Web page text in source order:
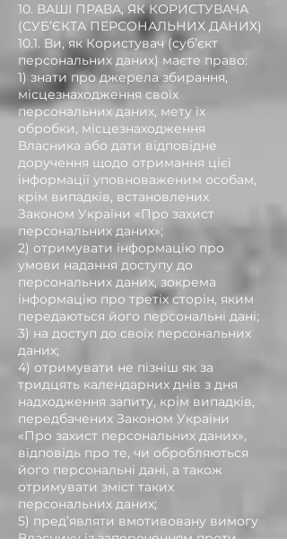
10. ВАШІ ПРАВА, ЯК КОРИСТУВАЧА
(СУБ’ЄКТА ПЕРСОНАЛЬНИХ ДАНИХ)
10.1. Ви, як Користувач (суб’єкт
персональних даних) маєте право:
1) знати про джерела збирання,
місцезнаходження своїх
персональних даних, мету їх
обробки, місцезнаходження
Власника або дати відповідне
доручення щодо отримання цієї
інформації уповноваженим особам,
крім випадків, встановлених
Законом України «Про захист
персональних даних»;
2) отримувати інформацію про
умови надання доступу до
персональних даних, зокрема
інформацію про третіх сторін, яким
передаються його персональні дані;
3) на доступ до своїх персональних
даних;
4) отримувати не пізніш як за
тридцять календарних днів з дня
надходження запиту, крім випадків,
передбачених Законом України
«Про захист персональних даних»,
відповідь про те, чи обробляються
його персональні дані, а також
отримувати зміст таких
персональних даних;
5) пред’являти вмотивовану вимогу
Власнику із запереченням проти